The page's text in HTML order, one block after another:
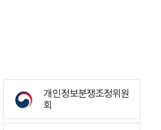
개인정보분쟁조정위원
회